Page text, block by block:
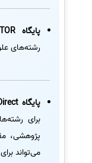
پایگاه JSTOR
رشته‌های
پایگاه ScienceDirect
برای
پژوهشی،
می‌تواند